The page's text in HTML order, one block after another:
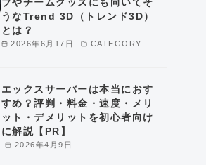
2026年6月17日 CATEGORY
ブやチームグッズにも向いてそ
うなTrend 3D（トレンド3D）
とは？
2026年4月9日
エックスサーバーは本当におす
すめ？評判・料金・速度・メリ
ット・デメリットを初心者向け
に解説【PR】